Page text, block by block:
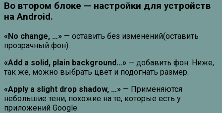
Во втором блоке — настройки для устройств
на Android.
«No change, …» — оставить без изменений(оставить
прозрачный фон).
«Add a solid, plain background…» — добавить фон. Ниже,
так же, можно выбрать цвет и подогнать размер.
«Apply a slight drop shadow, …» — Применяются
небольшие тени, похожие на те, которые есть у
приложений Google.